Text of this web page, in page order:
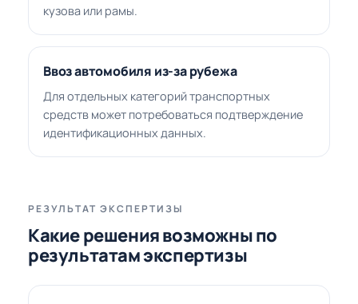
кузова или рамы.
Ввоз автомобиля из-за рубежа
Для отдельных категорий транспортных
средств может потребоваться подтверждение
идентификационных данных.
РЕЗУЛЬТАТ ЭКСПЕРТИЗЫ
Какие решения возможны по
результатам экспертизы